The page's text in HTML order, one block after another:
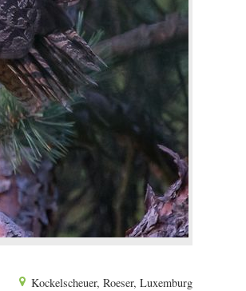
Kockelscheuer, Roeser, Luxemburg